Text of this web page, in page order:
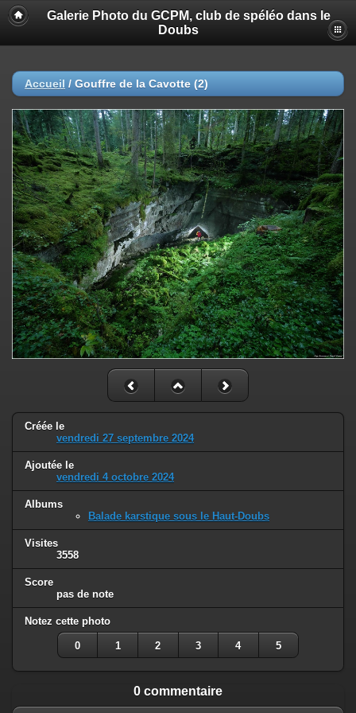
Galerie Photo du GCPM, club de spéléo dans le
Doubs
Accueil / Gouffre de la Cavotte (2)
Créée le
vendredi 27 septembre 2024
Ajoutée le
vendredi 4 octobre 2024
Albums
Balade karstique sous le Haut-Doubs
Visites
3558
Score
pas de note
Notez cette photo
0 1 2 3 4 5
0 commentaire